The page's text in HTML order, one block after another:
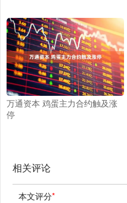
万通资本 鸡蛋主力合约触及涨
停
相关评论
本文评分*